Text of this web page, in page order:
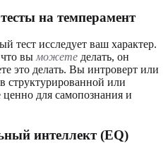
на темперамент
тест исследует ваш характер.
вы можете делать, он
это делать. Вы интроверт или
структурированной или
для самопознания и
интеллект (EQ)